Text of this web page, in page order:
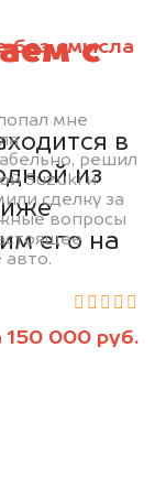
без смысла
мне
решил
Suzuki и
сделку за
вопросы
авто.
150 000 руб.
с
в
из
его на